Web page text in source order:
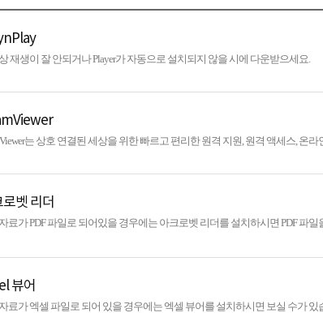
재생이 잘 안되거나 Player가 자동으로 설치되지 않을 시에 다운받으세요.
는 상호 연결된 세상을 위한 빠르고 편리한 원격 지원, 원격 액세스, 온
벳 리더
료가 PDF 파일로 되어있을 경우에는 아크로벳 리더를 설치하시면 PDF 파일
뷰어
료가 엑셀 파일로 되어 있을 경우에는 엑셀 뷰어를 설치하시면 보실 수가 있